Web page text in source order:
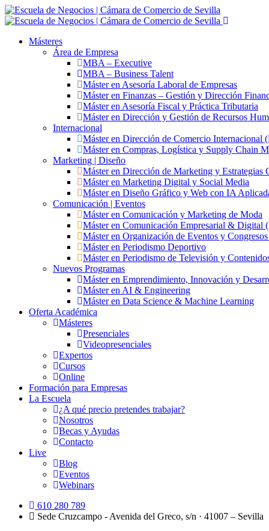
Másteres
Área de Empresa
MBA – Executive
MBA – Business Talent
Máster en Asesoría Laboral de Empresas
Máster en Finanzas – Gestión y Dirección
Máster en Asesoría Fiscal y Práctica Tributaria
Máster en Dirección y Gestión de Recursos
Internacional
Máster en Dirección de Comercio Internacional
Máster en Compras, Logística y Supply Chain
Marketing | Diseño
Máster en Dirección de Marketing y Estrategias
Máster en Marketing Digital y Social Media
Máster en Diseño Gráfico y Web con IA
Comunicación | Eventos
Máster en Comunicación y Marketing de Moda
Máster en Comunicación Empresarial & Digital
Máster en Organización de Eventos y
Máster en Periodismo Deportivo
Máster en Periodismo de Televisión y
Nuevos Programas
Máster en Emprendimiento, Innovación y
Máster en AI & Engineering
Máster en Data Science & Machine Learning
Oferta Académica
Másteres
Presenciales
Videopresenciales
Expertos
Cursos
Online
Formación para Empresas
La Escuela
¿A qué precio pretendes trabajar?
Nosotros
Becas y Ayudas
Contacto
Live
Blog
Eventos
Webinars
610 280 789
Sede Cruzcampo - Avenida del Greco, s/n · 41007 – Sevilla